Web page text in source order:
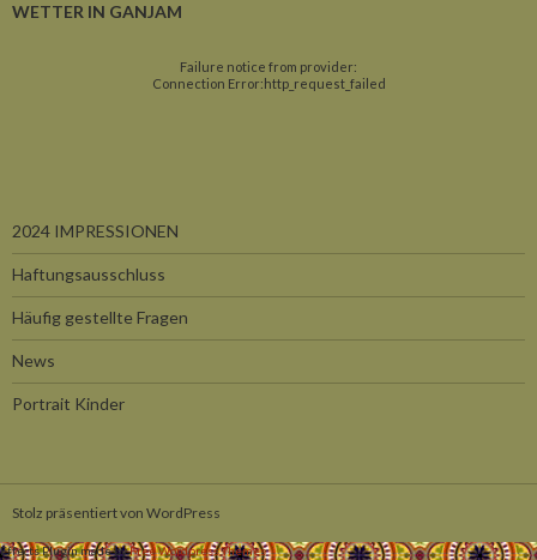
WETTER IN GANJAM
Failure notice from provider:
Connection Error:http_request_failed
2024 IMPRESSIONEN
Haftungsausschluss
Häufig gestellte Fragen
News
Portrait Kinder
Stolz präsentiert von WordPress
Effects Plugin made byFree Wordpress Themes